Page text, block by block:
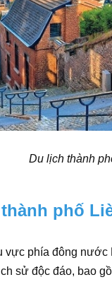
Du lịch thành
phố
vực phía đông
sử độc đáo, bao